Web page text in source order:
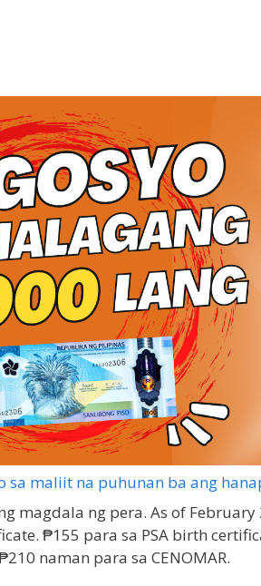
sa maliit na puhunan ba ang
magdala ng pera. As of February
₱155 para sa PSA birth
naman para sa CENOMAR.